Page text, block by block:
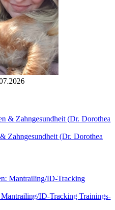
Zahngesundheit (Dr. Dorothea
ID-Tracking Trainings-